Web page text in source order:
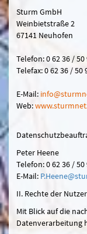
Sturm GmbH
Weinbietstraße 2
67141 Neuhofen
Telefon: 0 62 36 / 50
Telefax: 0 62 36 / 50
E-Mail: info@sturmn
Web:
Peter Heene
Telefon: 0 62 36 / 50
E-Mail:
II. Rechte der
Mit Blick auf die
Datenverarbeitung